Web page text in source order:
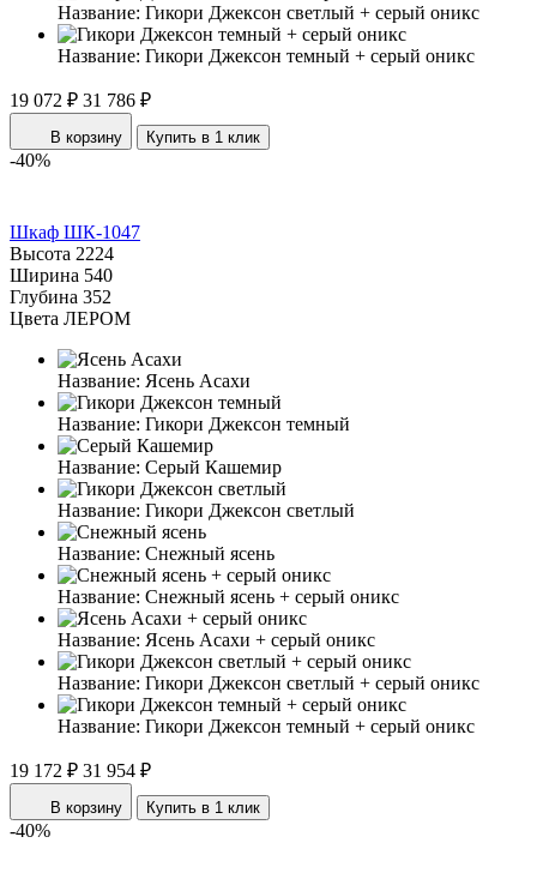
Название: Гикори Джексон светлый + серый оникс
Название: Гикори Джексон темный + серый оникс
19 072 ₽ 31 786 ₽
В корзину Купить в 1 клик
-40%
Шкаф ШК-1047
Высота 2224
Ширина 540
Глубина 352
Цвета ЛЕРОМ
Название: Ясень Асахи
Название: Гикори Джексон темный
Название: Серый Кашемир
Название: Гикори Джексон светлый
Название: Снежный ясень
Название: Снежный ясень + серый оникс
Название: Ясень Асахи + серый оникс
Название: Гикори Джексон светлый + серый оникс
Название: Гикори Джексон темный + серый оникс
19 172 ₽ 31 954 ₽
В корзину Купить в 1 клик
-40%